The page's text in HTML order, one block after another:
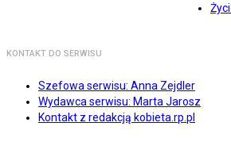
KONTAKT DO SERWISU
Szefowa serwisu: Anna Zejdler
Wydawca serwisu: Marta Jarosz
Kontakt z redakcją kobieta.rp.pl